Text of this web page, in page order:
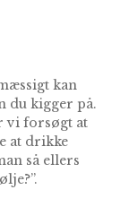
kan
du kigger på.
vi forsøgt at
at drikke
så ellers